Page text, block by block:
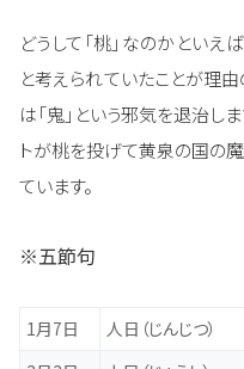
どうして「桃」なのかとい
と考えられていたことが理
は「鬼」という邪気を退治し
トが桃を投げて黄泉の国の
ています。
※五節句
1月7日 人日（じんじつ）